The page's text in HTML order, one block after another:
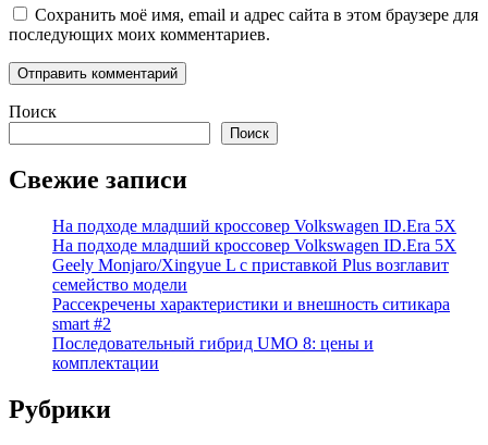
Сохранить моё имя, email и адрес сайта в этом браузере для
последующих моих комментариев.
Поиск
Поиск
Свежие записи
На подходе младший кроссовер Volkswagen ID.Era 5X
На подходе младший кроссовер Volkswagen ID.Era 5X
Geely Monjaro/Xingyue L с приставкой Plus возглавит
семейство модели
Рассекречены характеристики и внешность ситикара
smart #2
Последовательный гибрид UMO 8: цены и
комплектации
Рубрики